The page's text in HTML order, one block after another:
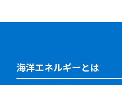
海洋エネルギーとは